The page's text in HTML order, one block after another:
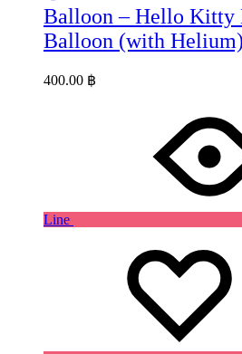
Balloon – Hello Kitty
Balloon (with
400.00 ฿
Line